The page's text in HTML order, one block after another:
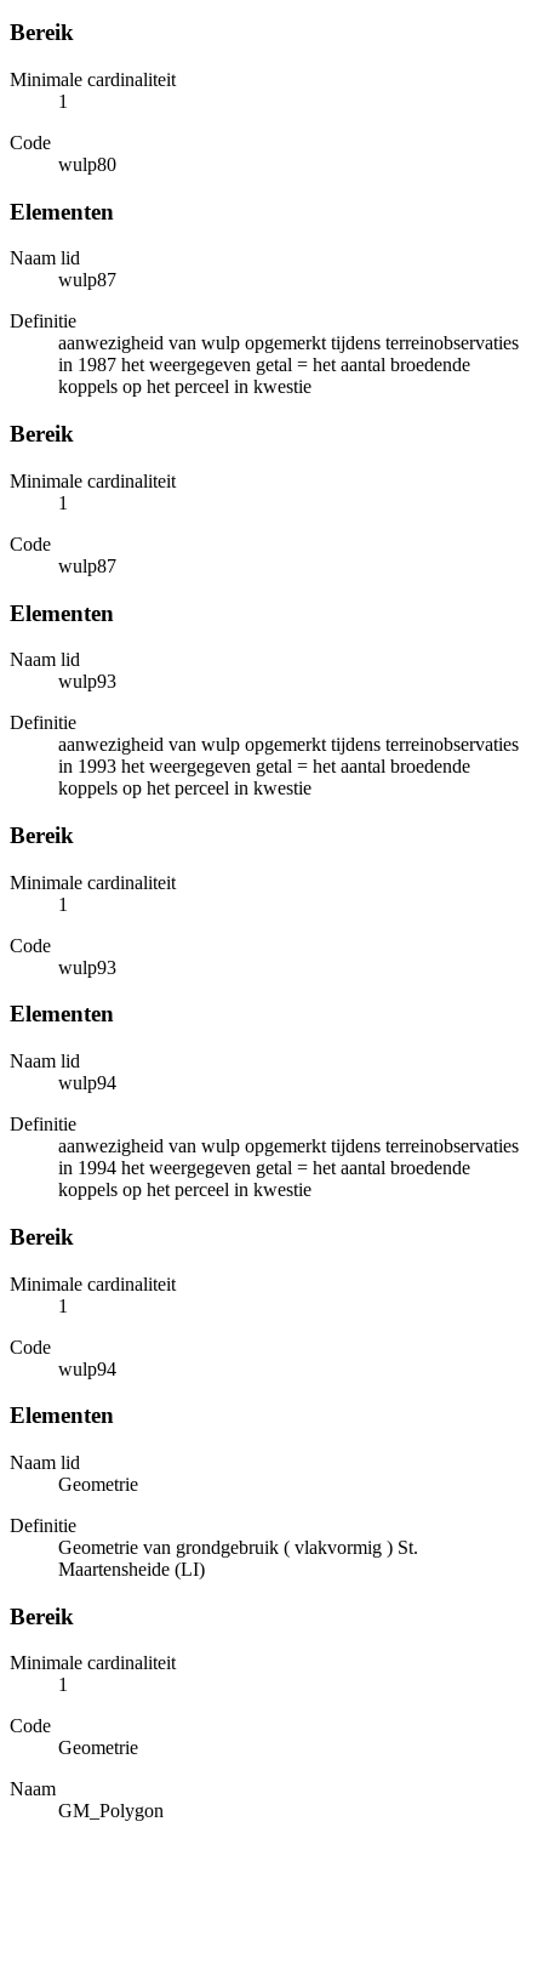
Bereik
Minimale cardinaliteit
1
Code
wulp80
Elementen
Naam lid
wulp87
Definitie
aanwezigheid van wulp opgemerkt tijdens terreinobservaties
in 1987 het weergegeven getal = het aantal broedende
koppels op het perceel in kwestie
Bereik
Minimale cardinaliteit
1
Code
wulp87
Elementen
Naam lid
wulp93
Definitie
aanwezigheid van wulp opgemerkt tijdens terreinobservaties
in 1993 het weergegeven getal = het aantal broedende
koppels op het perceel in kwestie
Bereik
Minimale cardinaliteit
1
Code
wulp93
Elementen
Naam lid
wulp94
Definitie
aanwezigheid van wulp opgemerkt tijdens terreinobservaties
in 1994 het weergegeven getal = het aantal broedende
koppels op het perceel in kwestie
Bereik
Minimale cardinaliteit
1
Code
wulp94
Elementen
Naam lid
Geometrie
Definitie
Geometrie van grondgebruik ( vlakvormig ) St.
Maartensheide (LI)
Bereik
Minimale cardinaliteit
1
Code
Geometrie
Naam
GM_Polygon